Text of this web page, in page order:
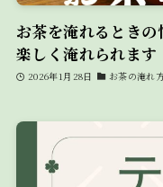
お茶を淹れるとき
楽しく淹れられます
2026年1月28日 お茶の淹れ